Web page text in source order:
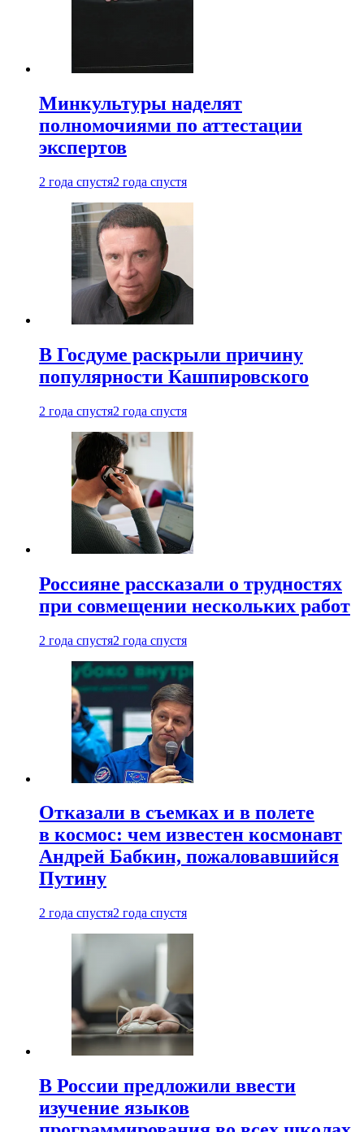
Минкультуры наделят
полномочиями по аттестации
экспертов
2 года спустя2 года спустя
В Госдуме раскрыли причину
популярности Кашпировского
2 года спустя2 года спустя
Россияне рассказали о трудностях
при совмещении нескольких работ
2 года спустя2 года спустя
Отказали в съемках и в полете
в космос: чем известен космонавт
Андрей Бабкин, пожаловавшийся
Путину
2 года спустя2 года спустя
В России предложили ввести
изучение языков